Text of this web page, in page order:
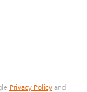
Privacy Policyand